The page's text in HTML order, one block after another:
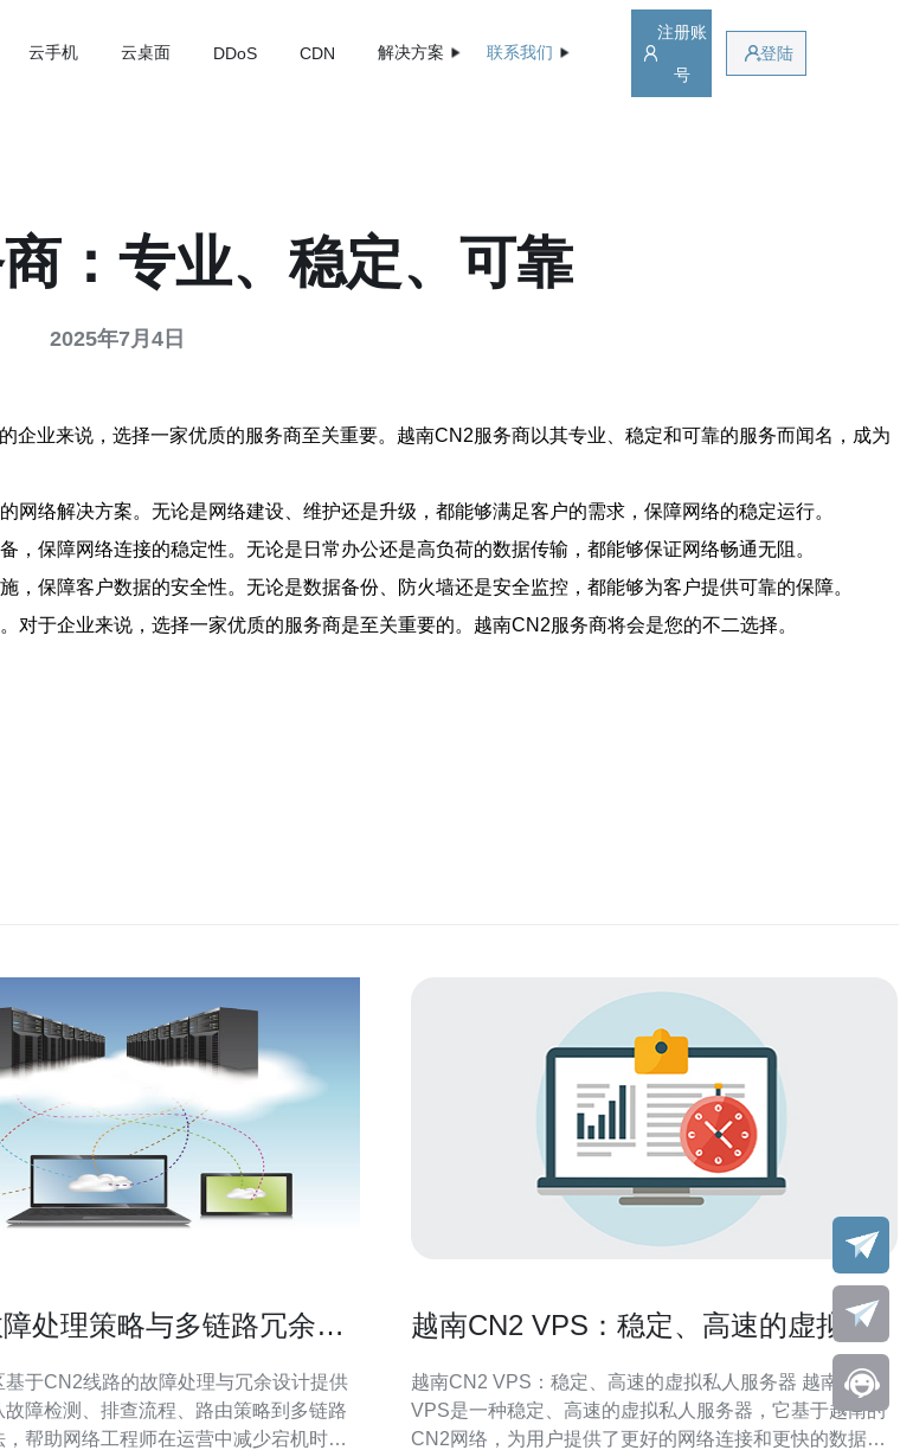
云手机 云桌面 DDoS CDN 解决方案 联系我们
注册账
号
登陆
：专业、稳定、可靠
2025年7月4日
业来说，选择一家优质的服务商至关重要。越南CN2服务商以其专业、稳定和可靠的服务而闻名，成为
络解决方案。无论是网络建设、维护还是升级，都能够满足客户的需求，保障网络的稳定运行。
保障网络连接的稳定性。无论是日常办公还是高负荷的数据传输，都能够保证网络畅通无阻。
保障客户数据的安全性。无论是数据备份、防火墙还是安全监控，都能够为客户提供可靠的保障。
于企业来说，选择一家优质的服务商是至关重要的。越南CN2服务商将会是您的不二选择。
处理策略与多链路冗余设
基于CN2线路的故障处理与冗余设计提供
障检测、排查流程、路由策略到多链路
帮助网络工程师在运营中减少宕机时间
越南CN2 VPS：稳定、高速的虚拟私
越南CN2 VPS：稳定、高速的虚拟私人服务器 越南CN2
VPS是一种稳定、高速的虚拟私人服务器，它基于越南的
CN2网络，为用户提供了更好的网络连接和更快的数据传